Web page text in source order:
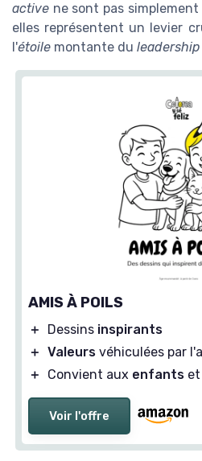
active ne sont pas
elles représentent un levier
l'étoile montante du leadership
AMIS À POILS
＋ Dessins inspirants
＋ Valeurs véhiculées par
＋
Convient aux enfants
Voir l'offre